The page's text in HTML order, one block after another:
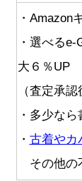
・Amazon
・選べる
大６％UP
（査定承
・多少な
・ 古着やカ
その他の